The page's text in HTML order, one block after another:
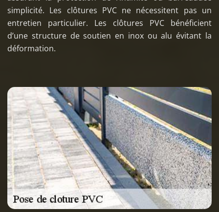
simplicité. Les clôtures PVC ne nécessitent pas un
entretien particulier. Les clôtures PVC bénéficient
d’une structure de soutien en inox ou alu évitant la
déformation.